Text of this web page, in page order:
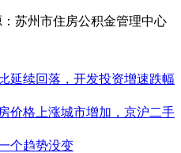
苏州市住房公积金管理中心
延续回落，开发投资增速跌幅
价格上涨城市增加，京沪二手
个趋势没变